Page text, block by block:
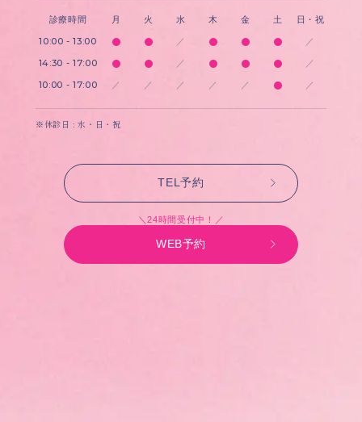
診療時間 月 火 水 木 金 土 日・祝
10:00 - 13:00 ／ ／
14:30 - 17:00 ／ ／
10:00 - 17:00 ／ ／ ／ ／ ／ ／
※休診日 : 水・日・祝
TEL予約
＼24時間受付中！／
WEB予約